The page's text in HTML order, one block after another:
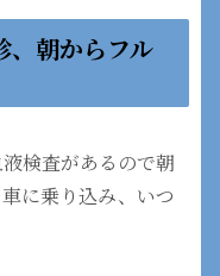
、朝からフル
検査があるので朝
に乗り込み、いつ